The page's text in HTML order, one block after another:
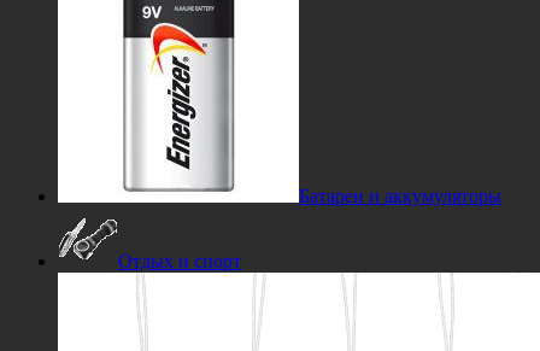
Батареи и аккумуляторы
Отдых и спорт